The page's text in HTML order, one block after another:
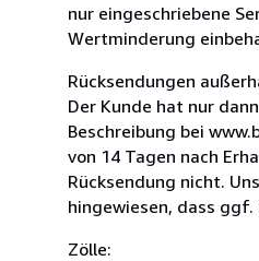
nur eingeschriebene
Wertminderung
Rücksendungen
Der Kunde hat nur
Beschreibung bei
von 14 Tagen nach
Rücksendung nicht.
hingewiesen, dass
Zölle: